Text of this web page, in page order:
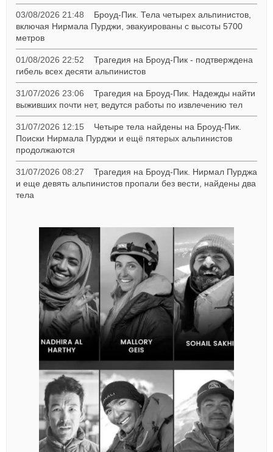
03/08/2026 21:48
Броуд-Пик. Тела четырех альпинистов,
включая Нирмала Пурджи, эвакуированы с высоты 5700
метров
01/08/2026 22:52
Трагедия на Броуд-Пик - подтверждена
гибель всех десяти альпинистов
31/07/2026 23:06
Трагедия на Броуд-Пик. Надежды найти
выживших почти нет, ведутся работы по извлечению тел
31/07/2026 12:15
Четыре тела найдены на Броуд-Пик.
Поиски Нирмала Пурджи и ещё пятерых альпинистов
продолжаются
31/07/2026 08:27
Трагедия на Броуд-Пик. Нирмал Пурджа
и еще девять альпинистов пропали без вести, найдены два
тела